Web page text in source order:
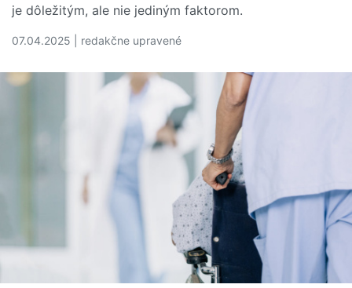
je dôležitým, ale nie jediným faktorom.
07.04.2025 | redakčne upravené